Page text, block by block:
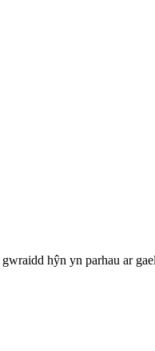
hŷn yn parhau ar